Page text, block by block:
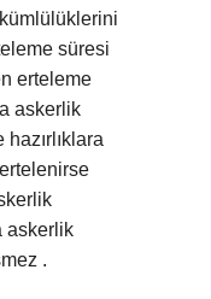
süresi
erteleme
askerlik
askerlik
.